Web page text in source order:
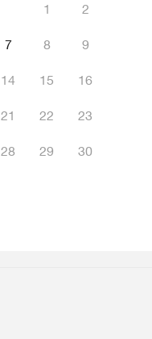
1 2
7 8 9
14 15 16
21 22 23
28 29 30